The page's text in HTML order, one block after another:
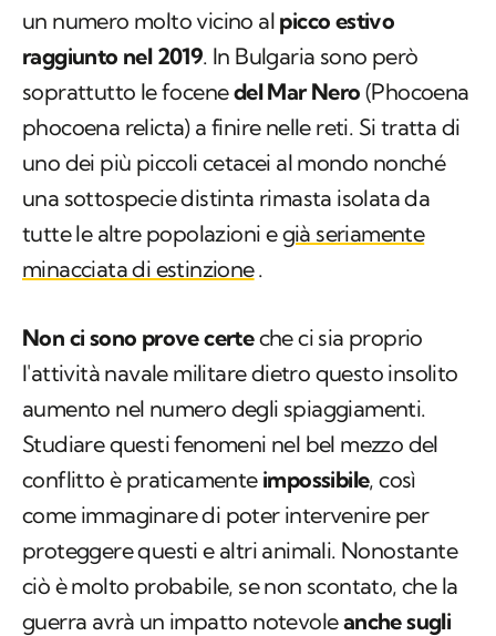
un numero molto vicino al picco estivo
raggiunto nel 2019. In Bulgaria sono però
soprattutto le focenedel Mar Nero (Phocoena
phocoena relicta) a finire nelle reti. Si tratta di
uno dei più piccoli cetacei al mondo nonché
una sottospecie distinta rimasta isolata da
tutte le altre popolazioni egià seriamente
minacciata di estinzione.
Non ci sono prove certeche ci sia proprio
l'attività navale militare dietro questo insolito
aumento nel numero degli spiaggiamenti.
Studiare questi fenomeni nel bel mezzo del
conflitto è praticamente impossibile, così
come immaginare di poter intervenire per
proteggere questi e altri animali. Nonostante
ciò è molto probabile, se non scontato, che la
guerra avrà un impatto notevoleanche sugli